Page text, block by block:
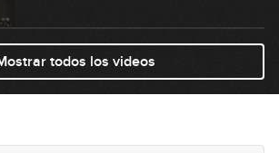
#57: Groove Disco Funk en Em
todos los videos